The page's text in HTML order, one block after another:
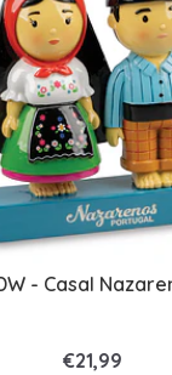
- Casal
€21,99